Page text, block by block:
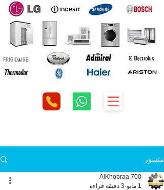
منشور
AlKhobraa 700
1 مايو
3 دقيقة قراءة